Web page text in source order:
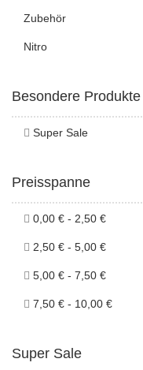
Zubehör
Nitro
Besondere Produkte
Super Sale
Preisspanne
0,00 € - 2,50 €
2,50 € - 5,00 €
5,00 € - 7,50 €
7,50 € - 10,00 €
Super Sale